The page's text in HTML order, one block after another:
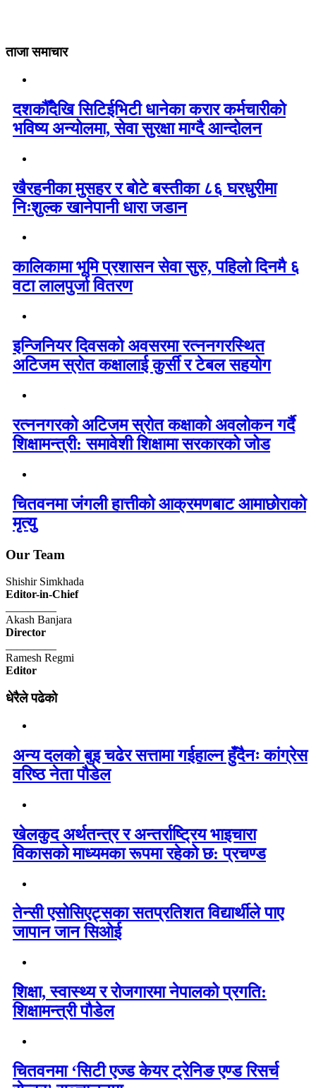
ताजा समाचार
दशकौँदेखि सिटिईभिटी धानेका करार कर्मचारीको
भविष्य अन्योलमा, सेवा सुरक्षा माग्दै आन्दोलन
खैरहनीका मुसहर र बोटे बस्तीका ८६ घरधुरीमा
निःशुल्क खानेपानी धारा जडान
कालिकामा भूमि प्रशासन सेवा सुरु, पहिलो दिनमै ६
वटा लालपुर्जा वितरण
इन्जिनियर दिवसको अवसरमा रत्ननगरस्थित
अटिजम स्रोत कक्षालाई कुर्सी र टेबल सहयोग
रत्ननगरको अटिजम स्रोत कक्षाको अवलोकन गर्दै
शिक्षामन्त्री: समावेशी शिक्षामा सरकारको जोड
चितवनमा जंगली हात्तीको आक्रमणबाट आमाछोराको
मृत्यु
Our Team
Shishir Simkhada
Editor-in-Chief
Akash Banjara
Director
Ramesh Regmi
Editor
धेरैले पढेको
अन्य दलको बुइ चढेर सत्तामा गईहाल्न हुँदैनः कांग्रेस
वरिष्ठ नेता पौडेल
खेलकुद अर्थतन्त्र र अन्तर्राष्ट्रिय भाइचारा
विकासको माध्यमका रूपमा रहेको छ: प्रचण्ड
तेन्सी एसोसिएट्सका सतप्रतिशत विद्यार्थीले पाए
जापान जान सिओई
शिक्षा, स्वास्थ्य र रोजगारमा नेपालको प्रगति:
शिक्षामन्त्री पौडेल
चितवनमा ‘सिटी एज्ड केयर ट्रेनिङ एण्ड रिसर्च